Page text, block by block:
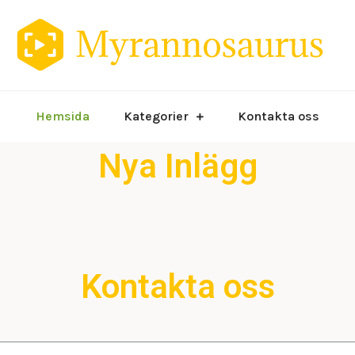
Hemsida Kategorier Kontakta oss
Nya Inlägg
Kontakta oss